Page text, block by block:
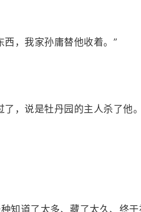
，我家孙庸替他收着。”
，说是牡丹园的主人杀了他
知道了太多、藏了太久、终